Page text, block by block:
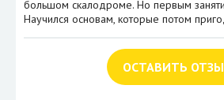
большом скалодроме. Но первым
Научился основам, которые потом
ОСТАВИТЬ